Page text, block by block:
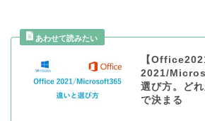
【
2021/
選び方。ど
で決まる